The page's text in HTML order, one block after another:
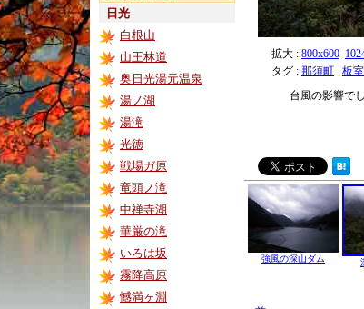
日光
白根山
山王林道
奥日光湯元温泉
湯ノ湖
湯滝
光徳
戦場ガ原
竜頭ノ滝
中禅寺湖
華厳の滝
いろは坂
霧降高原
憾満ヶ淵
拡大 : 800x600
タグ : 那須町
板
台風の影響で
強風の深山ダム